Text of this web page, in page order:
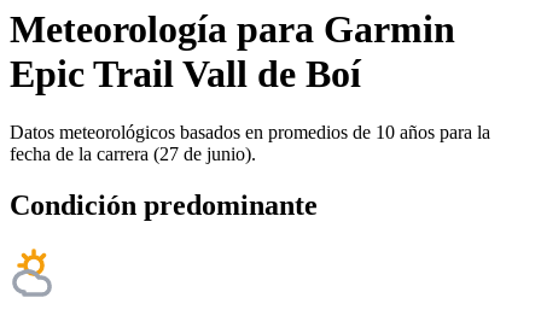
Meteorología para Garmin
Epic Trail Vall de Boí
Datos meteorológicos basados en promedios de 10 años para la
fecha de la carrera (27 de junio).
Condición predominante